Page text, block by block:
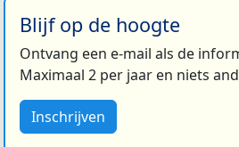
Blijf op de hoogte
Ontvang een e-mail als de
Maximaal 2 per jaar en niets
Inschrijven